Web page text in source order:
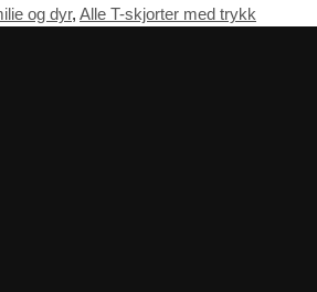
og dyr, Alle T-skjorter med trykk